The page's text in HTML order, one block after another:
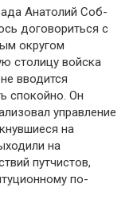
Анатолий Соб­
договориться с
округом
столицу войска
вводится
спокойно. Он
управление
на
на
путчи­стов,
по­